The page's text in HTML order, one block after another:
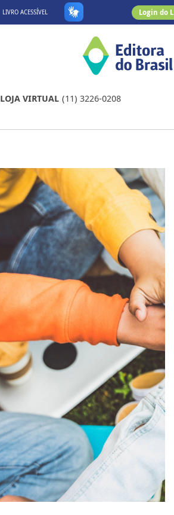
LIVRO ACESSÍVEL Login do
LOJA VIRTUAL (11) 3226-0208